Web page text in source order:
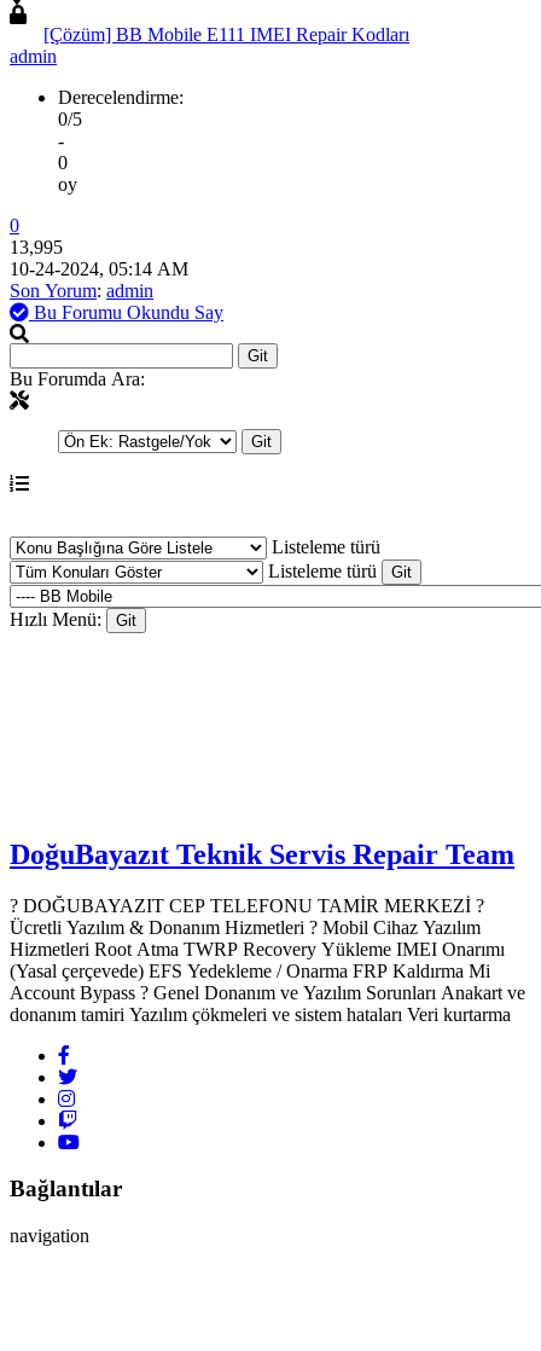
[Çözüm] BB Mobile E111 IMEI Repair Kodları
admin
Derecelendirme:
0/5
-
0
oy
0
13,995
10-24-2024, 05:14 AM
Son Yorum: admin
Bu Forumu Okundu Say
Bu Forumda Ara:
Listeleme türü
Listeleme türü
Hızlı Menü:
DoğuBayazıt Teknik Servis Repair Team
? DOĞUBAYAZIT CEP TELEFONU TAMİR MERKEZİ ?️
Ücretli Yazılım & Donanım Hizmetleri ? Mobil Cihaz Yazılım
Hizmetleri Root Atma TWRP Recovery Yükleme IMEI Onarımı
(Yasal çerçevede) EFS Yedekleme / Onarma FRP Kaldırma Mi
Account Bypass ? Genel Donanım ve Yazılım Sorunları Anakart ve
donanım tamiri Yazılım çökmeleri ve sistem hataları Veri kurtarma
Bağlantılar
navigation